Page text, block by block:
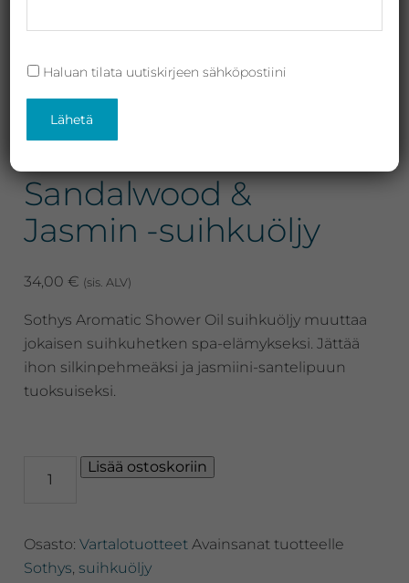
Heliocare
Sothys Aromatic
Sandalwood &
Jasmin -suihkuöljy
34,00 € (sis. ALV)
Sothys Aromatic Shower Oil suihkuöljy muuttaa
jokaisen suihkuhetken spa-elämykseksi. Jättää
ihon silkinpehmeäksi ja jasmiini-santelipuun
tuoksuiseksi.
Aromatic
Sandalwood
&
Lisää ostoskoriin
Osasto: Vartalotuotteet Avainsanat tuotteelle
Sothys, suihkuöljy
Haluan tilata uutiskirjeen sähköpostiini